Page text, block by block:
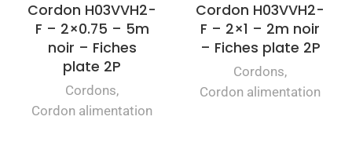
Cordon H03VVH2-
F – 2×0.75 – 5m
noir – Fiches
plate 2P
Cordons,
Cordon alimentation
Cordon H03VVH2-
F – 2×1 – 2m noir
– Fiches plate 2P
Cordons,
Cordon alimentation